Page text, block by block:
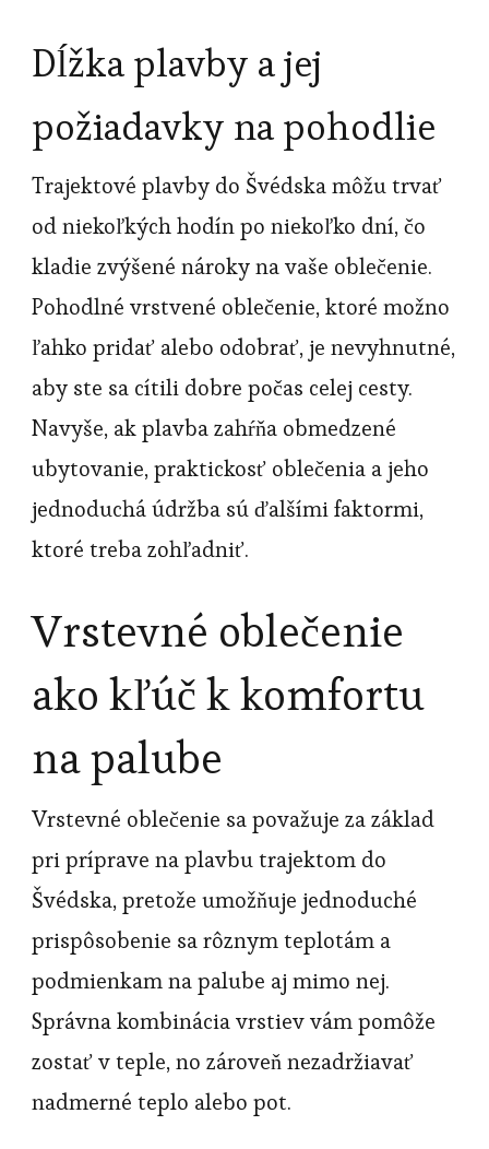
Dĺžka plavby a jej
požiadavky na pohodlie
Trajektové plavby do Švédska môžu trvať
od niekoľkých hodín po niekoľko dní, čo
kladie zvýšené nároky na vaše oblečenie.
Pohodlné vrstvené oblečenie, ktoré možno
ľahko pridať alebo odobrať, je nevyhnutné,
aby ste sa cítili dobre počas celej cesty.
Navyše, ak plavba zahŕňa obmedzené
ubytovanie, praktickosť oblečenia a jeho
jednoduchá údržba sú ďalšími faktormi,
ktoré treba zohľadniť.
Vrstevné oblečenie
ako kľúč k komfortu
na palube
Vrstevné oblečenie sa považuje za základ
pri príprave na plavbu trajektom do
Švédska, pretože umožňuje jednoduché
prispôsobenie sa rôznym teplotám a
podmienkam na palube aj mimo nej.
Správna kombinácia vrstiev vám pomôže
zostať v teple, no zároveň nezadržiavať
nadmerné teplo alebo pot.